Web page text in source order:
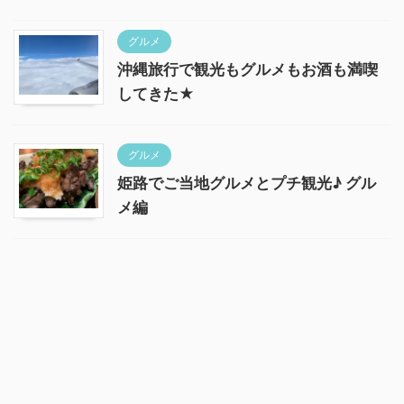
グルメ
沖縄旅行で観光もグルメもお酒も満喫
してきた★
グルメ
姫路でご当地グルメとプチ観光♪ グル
メ編